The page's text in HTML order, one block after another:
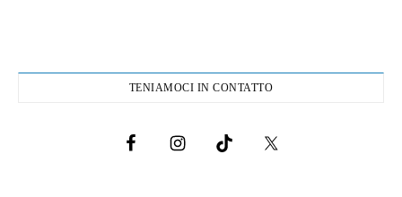
TENIAMOCI IN CONTATTO